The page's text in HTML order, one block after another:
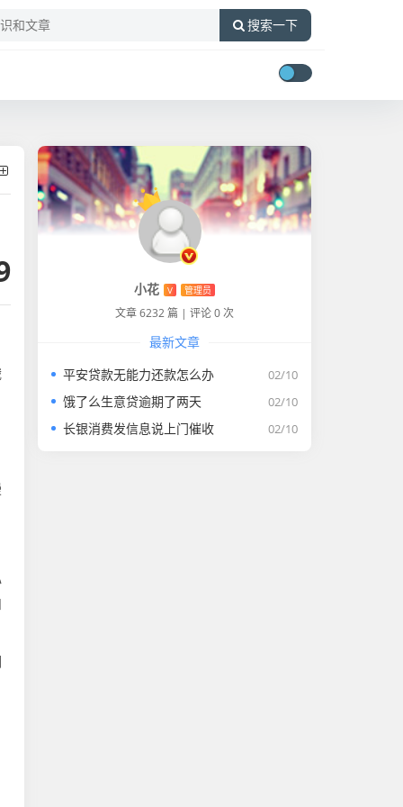
搜索一下
小花 V 管理员
文章 6232 篇 | 评论 0 次
最新文章
02/10
平安贷款无能力还款怎么办
02/10
饿了么生意贷逾期了两天
02/10
长银消费发信息说上门催收